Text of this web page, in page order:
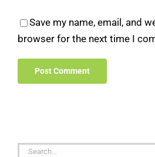
Save my name, email, and
browser for the next time I
Search